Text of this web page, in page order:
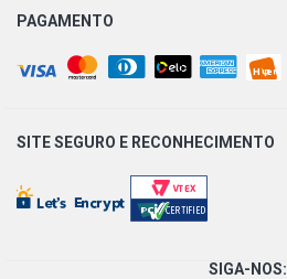
PAGAMENTO
SITE SEGURO E RECONHECIMENTO
SIGA-NOS: